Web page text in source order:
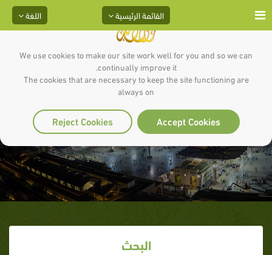
We use cookies to make our site work well for you and so we can
continually improve it.
The cookies that are necessary to keep the site functioning are
always on
Accept Cookies
Reject Cookies
اللغة القائمة الرئيسية
اداب المساجد
البحث